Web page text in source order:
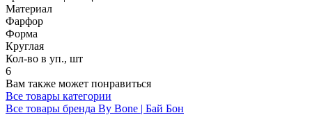
Материал
Фарфор
Форма
Круглая
Кол-во в уп., шт
6
Вам также может понравиться
Все товары категории
Все товары бренда By Bone | Бай Бон